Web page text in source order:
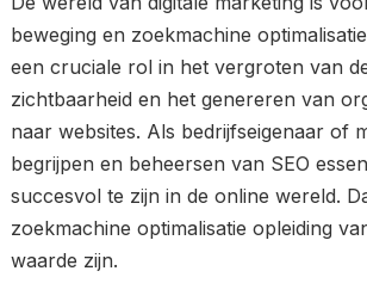
beweging en zoekmachine
een cruciale rol in het vergroten van
zichtbaarheid en het genereren van
naar websites. Als bedrijfseigenaar of
begrijpen en beheersen van SEO
succesvol te zijn in de online wereld.
zoekmachine optimalisatie opleiding
waarde zijn.